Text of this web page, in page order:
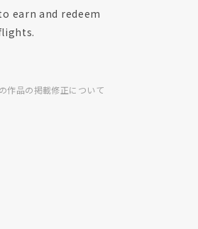
earn and redeem
作品の掲載修正について